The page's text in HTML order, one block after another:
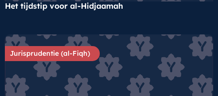
Het tijdstip voor al-Hidjaamah
Jurisprudentie (al-Fiqh)